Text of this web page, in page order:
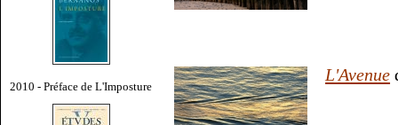
2010 - Préface de L'Imposture
L'Avenue